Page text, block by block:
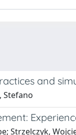
and
Stefano
Strzelczyk,